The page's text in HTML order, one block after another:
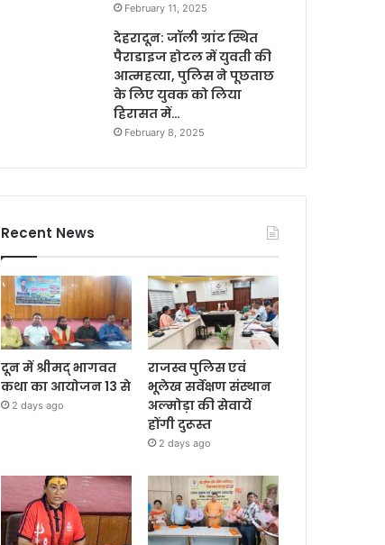
February 11, 2025
देहरादून: जॉली ग्रांट स्थित
पैराडाइज होटल में युवती की
आत्महत्या, पुलिस ने पूछताछ
के लिए युवक को लिया
हिरासत में…
February 8, 2025
Recent News
दून में श्रीमद् भागवत
कथा का आयोजन 13 से
2 days ago
राजस्व पुलिस एवं
भूलेख सर्वेक्षण संस्थान
अल्मोड़ा की सेवायें
होंगी दुरूस्त
2 days ago